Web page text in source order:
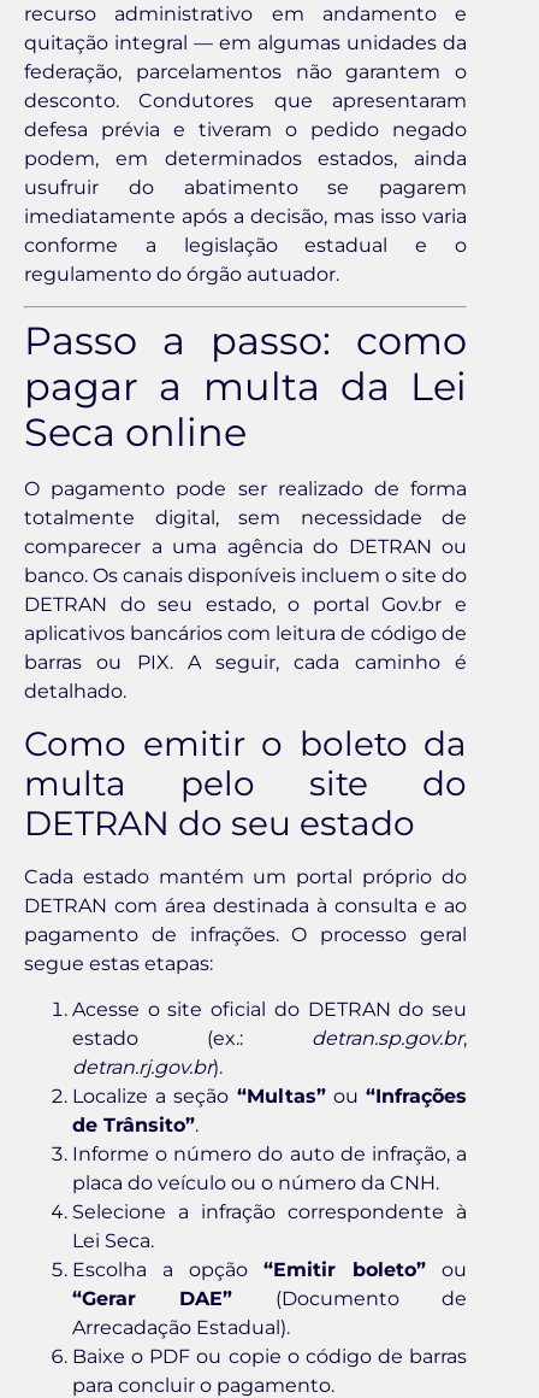
recurso administrativo em andamento e
quitação integral — em algumas unidades da
federação, parcelamentos não garantem o
desconto. Condutores que apresentaram
defesa prévia e tiveram o pedido negado
podem, em determinados estados, ainda
usufruir do abatimento se pagarem
imediatamente após a decisão, mas isso varia
conforme a legislação estadual e o
regulamento do órgão autuador.
Passo a passo: como
pagar a multa da Lei
Seca online
O pagamento pode ser realizado de forma
totalmente digital, sem necessidade de
comparecer a uma agência do DETRAN ou
banco. Os canais disponíveis incluem o site do
DETRAN do seu estado, o portal Gov.br e
aplicativos bancários com leitura de código de
barras ou PIX. A seguir, cada caminho é
detalhado.
Como emitir o boleto da
multa pelo site do
DETRAN do seu estado
Cada estado mantém um portal próprio do
DETRAN com área destinada à consulta e ao
pagamento de infrações. O processo geral
segue estas etapas:
Acesse o site oficial do DETRAN do seu
estado (ex.: detran.sp.gov.br,
detran.rj.gov.br).
Localize a seção “Multas”ou“Infrações
de Trânsito”.
Informe o número do auto de infração, a
placa do veículo ou o número da CNH.
Selecione a infração correspondente à
Lei Seca.
Escolha a opção “Emitir boleto” ou
“Gerar DAE” (Documento de
Arrecadação Estadual).
Baixe o PDF ou copie o código de barras
para concluir o pagamento.